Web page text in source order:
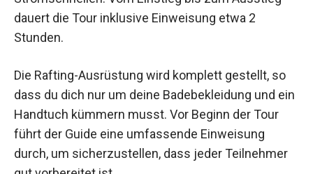
spannenden Stromschnellen. Vom Einstieg bis
zum Ausstieg dauert die Tour inklusive
Die Rafting-Ausrüstung wird komplett gestellt, so
dass du dich nur um deine Badebekleidung und
ein Handtuch kümmern musst. Vor Beginn der
Tour führt der Guide eine umfassende
Einweisung durch, um sicherzustellen, dass